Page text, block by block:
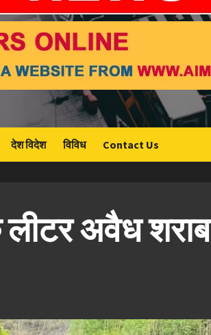
देश विदेश विविध Contact Us
अवैध शराब